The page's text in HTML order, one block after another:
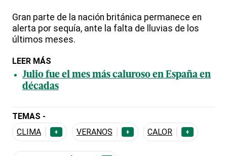
Gran parte de la nación británica permanece en
alerta por sequía, ante la falta de lluvias de los
últimos meses.
LEER MÁS
Julio fue el mes más caluroso en España en
décadas
TEMAS -
CLIMA
+ VERANOS + CALOR +